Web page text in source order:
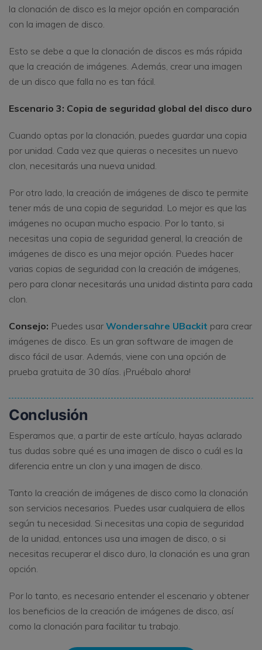
la clonación de disco es la mejor opción en comparación
con la imagen de disco.
Esto se debe a que la clonación de discos es más rápida
que la creación de imágenes. Además, crear una imagen
de un disco que falla no es tan fácil.
Escenario 3: Copia de seguridad global del disco duro
Cuando optas por la clonación, puedes guardar una copia
por unidad. Cada vez que quieras o necesites un nuevo
clon, necesitarás una nueva unidad.
Por otro lado, la creación de imágenes de disco te permite
tener más de una copia de seguridad. Lo mejor es que las
imágenes no ocupan mucho espacio. Por lo tanto, si
necesitas una copia de seguridad general, la creación de
imágenes de disco es una mejor opción. Puedes hacer
varias copias de seguridad con la creación de imágenes,
pero para clonar necesitarás una unidad distinta para cada
clon.
Consejo: Puedes usar Wondersahre UBackit para crear
imágenes de disco. Es un gran software de imagen de
disco fácil de usar. Además, viene con una opción de
prueba gratuita de 30 días. ¡Pruébalo ahora!
Conclusión
Esperamos que, a partir de este artículo, hayas aclarado
tus dudas sobre qué es una imagen de disco o cuál es la
diferencia entre un clon y una imagen de disco.
Tanto la creación de imágenes de disco como la clonación
son servicios necesarios. Puedes usar cualquiera de ellos
según tu necesidad. Si necesitas una copia de seguridad
de la unidad, entonces usa una imagen de disco, o si
necesitas recuperar el disco duro, la clonación es una gran
opción.
Por lo tanto, es necesario entender el escenario y obtener
los beneficios de la creación de imágenes de disco, así
como la clonación para facilitar tu trabajo.